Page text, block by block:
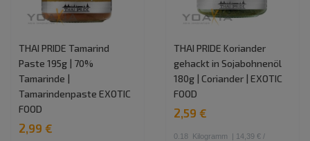
THAI PRIDE Tamarind
Paste 195g | 70%
Tamarinde |
Tamarindenpaste EXOTIC
FOOD
2,99 €
THAI PRIDE Koriander
gehackt in Sojabohnenöl
180g | Coriander | EXOTIC
FOOD
2,59 €
0.18 Kilogramm
| 14,39 € /